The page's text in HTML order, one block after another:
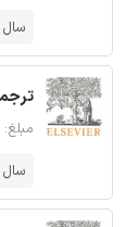
سال
مبلغ: ۳۸۴,۰۰۰ تومان
سال